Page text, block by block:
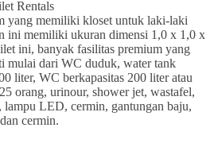
yang memiliki kloset untuk laki-laki
ini memiliki ukuran dimensi 1,0 x 1,0 x
ini, banyak fasilitas premium yang
mulai dari WC duduk, water tank
liter, WC berkapasitas 200 liter atau
orang, urinour, shower jet, wastafel,
lampu LED, cermin, gantungan baju,
cermin.